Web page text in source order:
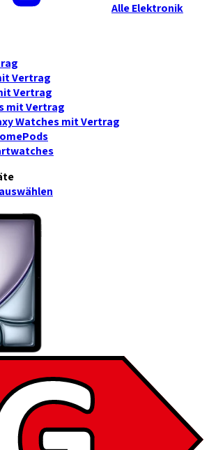
Alle Elektronik
Vertrag
Vertrag
mit Vertrag
Watches mit Vertrag
auswählen